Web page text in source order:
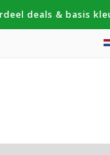
deals & basis